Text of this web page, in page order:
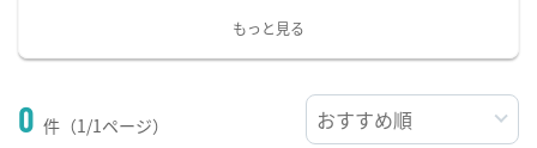
もっと見る
0 件（1/1ページ）